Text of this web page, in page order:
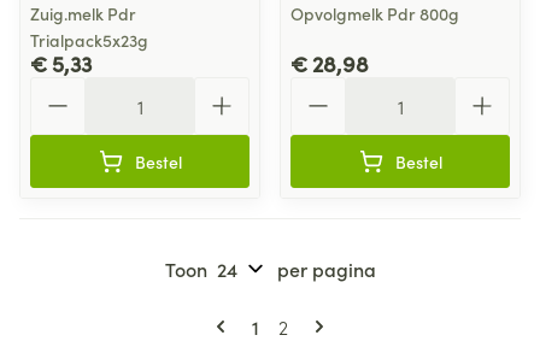
Zuig.melk Pdr
Trialpack5x23g
€ 5,33
Bestel
Opvolgmelk Pdr 800g
€ 28,98
Bestel
Pagina's
U lees momenteel pagina
1 Pagina
2
Toon per pagina